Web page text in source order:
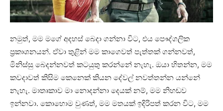
නමුත්, මම මගේ අදහස් බෙදා ගන්නා විට, එය පෞද්ගලික
ප්‍රකාශනයන්. ඒවා තුළින් මම කාගෙවත් පැත්තක් ගන්නවත්,
මිනිස්සු බෙදන්නවත් කටයුතු කරන්නේ නැහැ. ඔයා හිතන්න, මම
කවදාවත් කිසිම කෙනෙක් කියන දේවල් නවත්තන්න යන්නේ
නැහැ. මාතෘකාව මා නොදන්නා දෙයක් නම්, මම නිහඬව
ඉන්නවා. කොහොම වුණත්, මම මතයක් ඉදිරිපත් කරන විට, මම